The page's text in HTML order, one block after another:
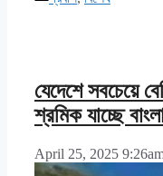
যেদেশে সবচেয়ে
শ্রমিক যাচ্ছে
April 25, 2025